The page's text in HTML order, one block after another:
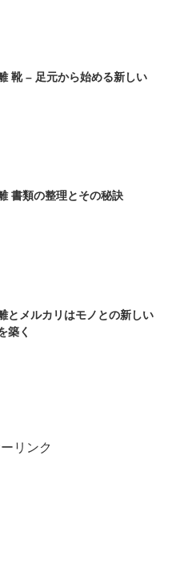
靴 – 足元から始める新しい
書類の整理とその秘訣
とメルカリはモノとの新しい
築く
リンク